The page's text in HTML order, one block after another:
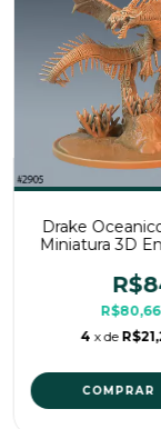
Drake
Miniatura 3D
4 x de